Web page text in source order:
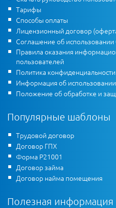
Тарифы
Способы оплаты
Лицензионный договор
Соглашение об использовании
Правила оказания
пользователей
Политика конфиденциальности
Информация об
Положение об обработке и
Популярные шаблоны
Трудовой договор
Договор ГПХ
Форма Р21001
Договор займа
Договор найма помещения
Полезная информация